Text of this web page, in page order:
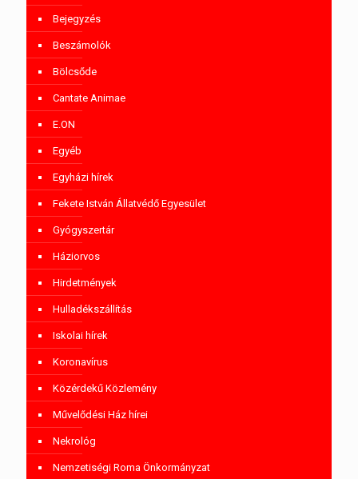
Bejegyzés
Beszámolók
Bölcsőde
Cantate Animae
E.ON
Egyéb
Egyházi hírek
Fekete István Állatvédő Egyesület
Gyógyszertár
Háziorvos
Hirdetmények
Hulladékszállítás
Iskolai hírek
Koronavírus
Közérdekű Közlemény
Művelődési Ház hírei
Nekrológ
Nemzetiségi Roma Önkormányzat